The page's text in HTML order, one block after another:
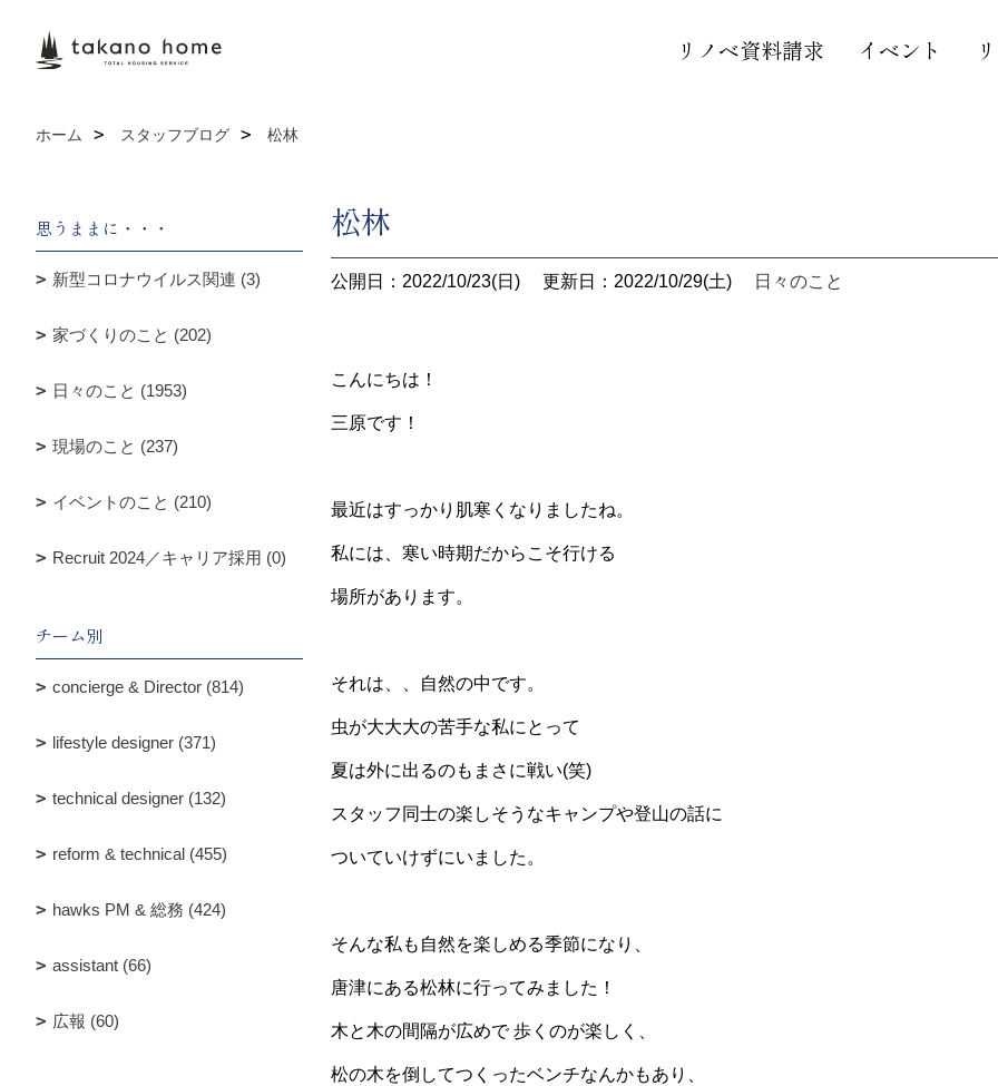
リノベ資料請求 イベント
ホーム スタッフブログ 松林
松林
公開日：2022/10/23(日) 更新日：2022/10/29(土) 日々のこと
こんにちは！
三原です！
最近はすっかり肌寒くなりましたね。
私には、寒い時期だからこそ行ける
場所があります。
それは、、自然の中です。
虫が大大大の苦手な私にとって
夏は外に出るのもまさに戦い(笑)
スタッフ同士の楽しそうなキャンプや登山の話に
ついていけずにいました。
そんな私も自然を楽しめる季節になり、
唐津にある松林に行ってみました！
木と木の間隔が広めで 歩くのが楽しく、
松の木を倒してつくったベンチなんかもあり、
思うままに・・・
新型コロナウイルス関連 (3)
家づくりのこと (202)
日々のこと (1953)
現場のこと (237)
イベントのこと (210)
Recruit 2024／キャリア採用 (0)
チーム別
concierge & Director (814)
lifestyle designer (371)
technical designer (132)
reform & technical (455)
hawks PM & 総務 (424)
assistant (66)
広報 (60)